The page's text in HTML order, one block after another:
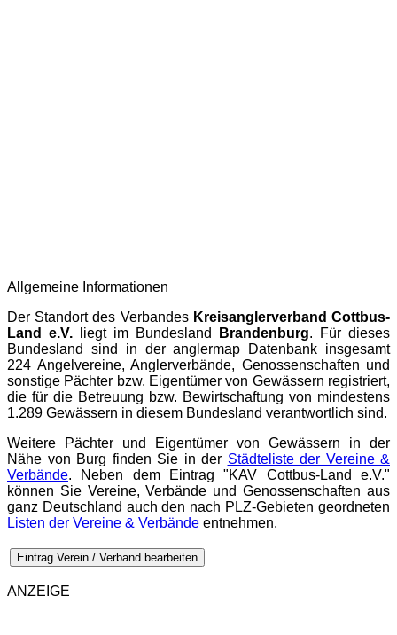
Allgemeine Informationen
Der Standort des Verbandes Kreisanglerverband Cottbus-
Land e.V. liegt im Bundesland Brandenburg. Für dieses
Bundesland sind in deranglermap Datenbank insgesamt
224 Angelvereine, Anglerverbände, Genossenschaften und
sonstige Pächter bzw. Eigentümer von Gewässern registriert,
die für die Betreuung bzw. Bewirtschaftung von mindestens
1.289 Gewässern in diesem Bundesland verantwortlich sind.
Weitere Pächter und Eigentümer von Gewässern in der
Nähe von Burg finden Sie in der Städteliste der Vereine &
Verbände. Neben dem Eintrag "KAV Cottbus-Land e.V."
können Sie Vereine, Verbände und Genossenschaften aus
ganz Deutschland auch den nach PLZ-Gebieten geordneten
Listen der Vereine & Verbände entnehmen.
Eintrag Verein / Verband bearbeiten
ANZEIGE